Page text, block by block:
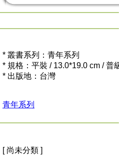
* 叢書系列：青年系列
* 規格：平裝 / 13.0*19.0 cm / 普
* 出版地：台灣
青年系列
[ 尚未分類 ]